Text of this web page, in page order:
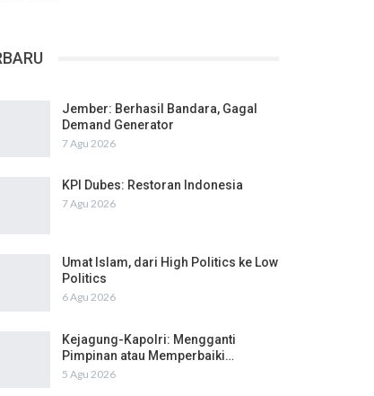
Jember: Berhasil Bandara, Gagal
Demand Generator
7 Agu 2026
KPI Dubes: Restoran Indonesia
7 Agu 2026
Umat Islam, dari High Politics ke Low
Politics
6 Agu 2026
Kejagung-Kapolri: Mengganti
Pimpinan atau Memperbaiki…
5 Agu 2026